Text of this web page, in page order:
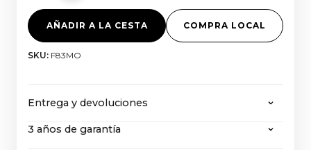
AÑADIR A LA CESTA COMPRA LOCAL
SKU: F83MO
Entrega y devoluciones
CANVAS ofrece envío gratuito en todos los
3 años de garantía